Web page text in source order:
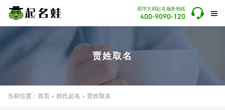

易学大师起名服务热线
400-9090-120 
贾姓取名
当前位置： 首页 » 姓氏起名 » 贾姓取名